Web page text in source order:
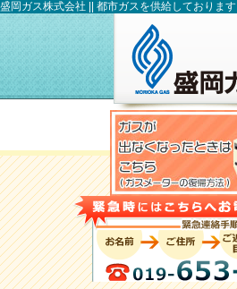
盛岡ガス株式会社 || 都市ガスを供給しております